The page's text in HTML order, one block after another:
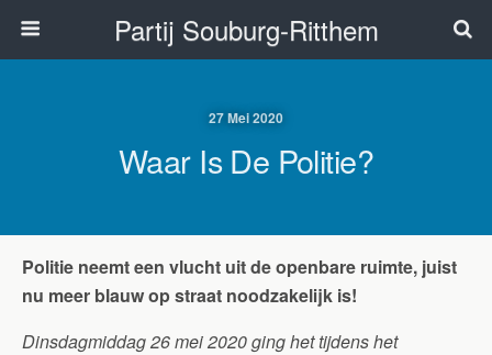
Partij Souburg-Ritthem
27 Mei 2020
Waar Is De Politie?
Politie neemt een vlucht uit de openbare ruimte, juist
nu meer blauw op straat noodzakelijk is!
Dinsdagmiddag 26 mei 2020 ging het tijdens het